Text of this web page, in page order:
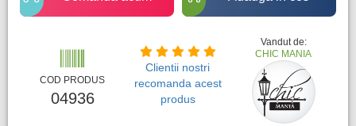
COD PRODUS
04936
Clientii nostri
recomanda acest
produs
Vandut de:
CHIC MANIA